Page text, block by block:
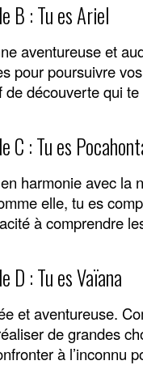
B : Tu es Ariel
aventureuse et
pour poursuivre
découverte qui
C : Tu es
harmonie avec la
elle, tu es
à comprendre
D : Tu es Vaïana
et aventureuse.
de grandes
à l’inconnu